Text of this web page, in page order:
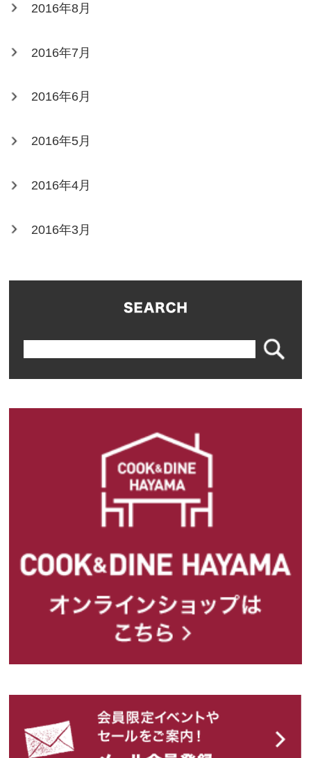
2016年8月
2016年7月
2016年6月
2016年5月
2016年4月
2016年3月